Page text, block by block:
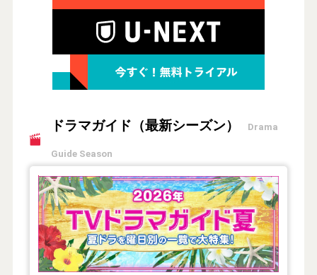
ドラマガイド（最新シーズン） Drama
Guide Season
【2026年夏】TVドラマガイド